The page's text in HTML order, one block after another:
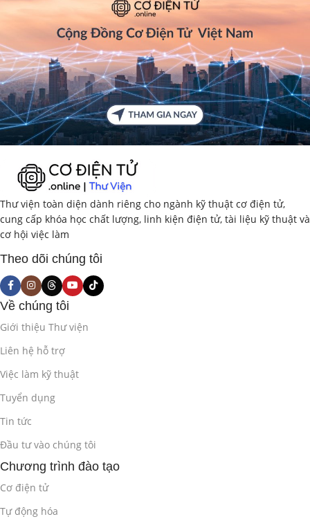
Thư viện toàn diện dành riêng cho ngành kỹ thuật cơ điện tử,
cung cấp khóa học chất lượng, linh kiện điện tử, tài liệu kỹ thuật và
cơ hội việc làm
Theo dõi chúng tôi
Về chúng tôi
Giới thiệu Thư viện
Liên hệ hỗ trợ
Việc làm kỹ thuật
Tuyển dụng
Tin tức
Đầu tư vào chúng tôi
Chương trình đào tạo
Cơ điện tử
Tự động hóa